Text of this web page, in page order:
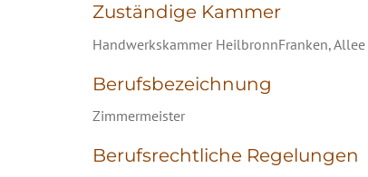
Zuständige Kammer
Handwerkskammer HeilbronnFranken,
Berufsbezeichnung
Zimmermeister
Berufsrechtliche Regelungen